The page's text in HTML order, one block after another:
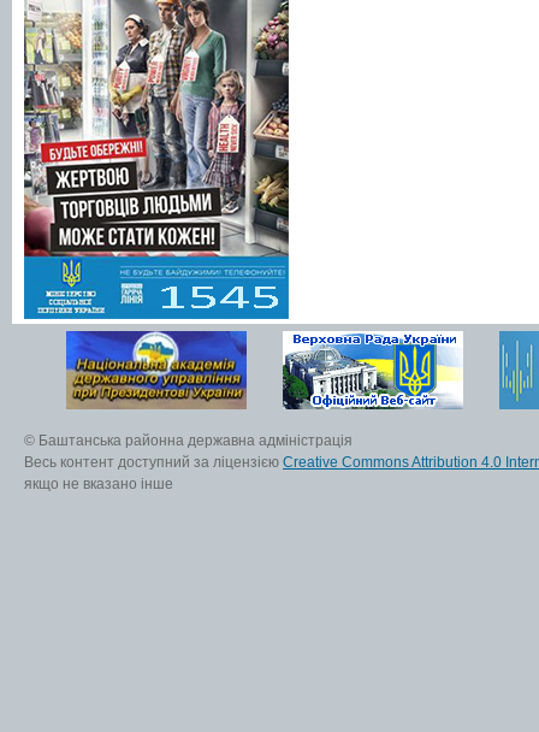
© Баштанська районна державна адміністрація
Весь контент доступний за ліцензією Creative Commons Attribution 4.0
якщо не вказано інше